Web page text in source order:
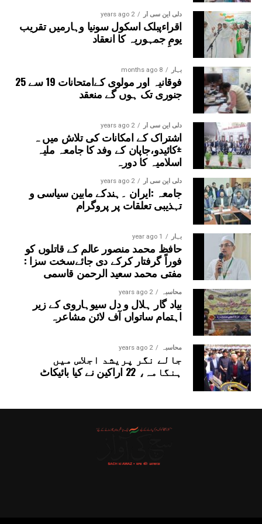
دلی این سی آر 2 years ago
اقراءپبلک اسکول سونیا وہارمیں تقریب
یومِ جمہوریہ کا انعقاد
بہار 8 months ago
فوقانیہ اور مولوی کےامتحانات 19 سے 25
جنوری تک ہوں گے منعقد
دلی این سی آر 2 years ago
اشتراک کے امکانات کی تلاش میں ہ
±کائیدو،جاپان کے وفد کا جامعہ ملیہ
اسلامیہ کا دورہ
دلی این سی آر 2 years ago
جامعہ :ایران ۔ہندکے مابین سیاسی و
تہذیبی تعلقات پر پروگرام
بہار 1 year ago
حافظ محمد منصور عالم کے قاتلوں کو
فوراً گرفتار کرکے دی جائےسخت سزا :
مفتی محمد سعید الرحمن قاسمی
محاسبہ 2 years ago
بیاد گار ہلال و دل سیوہاروی کے زیر
اہتمام ساتواں آف لائن مشاعرہ
محاسبہ 2 years ago
جالے نگر پریشد اجلاس میں
ہنگامہ، 22 اراکین نے کیا بائیکاٹ